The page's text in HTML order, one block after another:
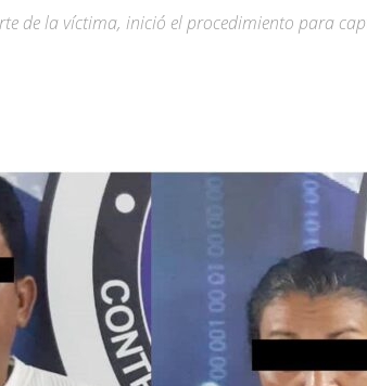
de la víctima, inició el procedimiento para